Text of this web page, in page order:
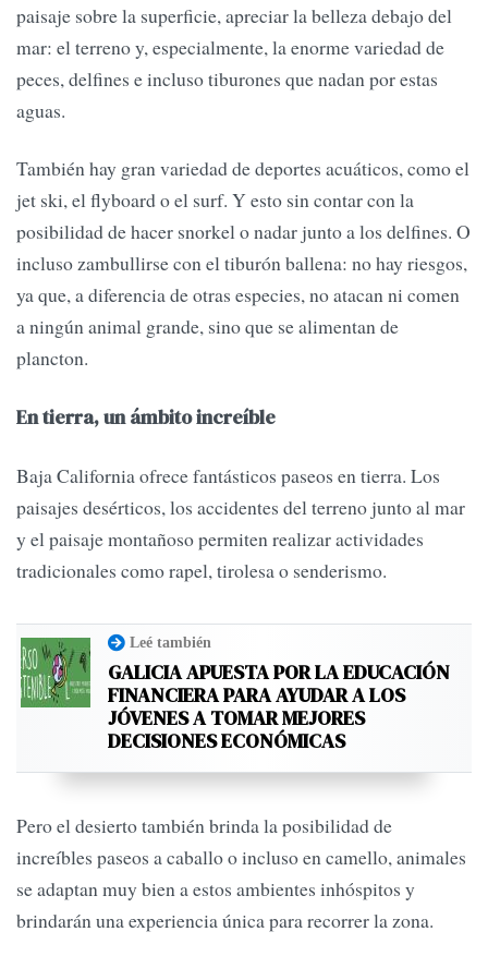
paisaje sobre la superficie, apreciar la belleza debajo del
mar: el terreno y, especialmente, la enorme variedad de
peces, delfines e incluso tiburones que nadan por estas
aguas.
También hay gran variedad de deportes acuáticos, como el
jet ski, el flyboard o el surf. Y esto sin contar con la
posibilidad de hacer snorkel o nadar junto a los delfines. O
incluso zambullirse con el tiburón ballena: no hay riesgos,
ya que, a diferencia de otras especies, no atacan ni comen
a ningún animal grande, sino que se alimentan de
plancton.
En tierra, un ámbito increíble
Baja California ofrece fantásticos paseos en tierra. Los
paisajes desérticos, los accidentes del terreno junto al mar
y el paisaje montañoso permiten realizar actividades
tradicionales como rapel, tirolesa o senderismo.
Leé también
GALICIA APUESTA POR LA EDUCACIÓN
FINANCIERA PARA AYUDAR A LOS
JÓVENES A TOMAR MEJORES
DECISIONES ECONÓMICAS
Pero el desierto también brinda la posibilidad de
increíbles paseos a caballo o incluso en camello, animales
se adaptan muy bien a estos ambientes inhóspitos y
brindarán una experiencia única para recorrer la zona.